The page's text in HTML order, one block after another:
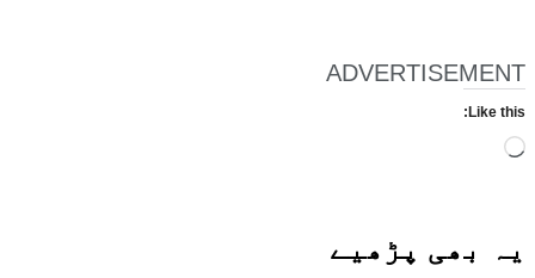
ADVERTISEMENT
Like this:
Loading…
یہ بھی پڑھیے